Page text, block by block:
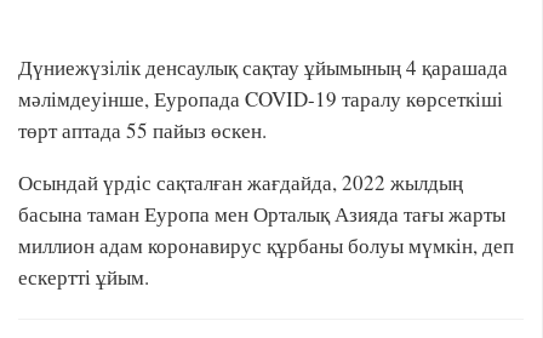
Дүниежүзілік денсаулық сақтау ұйымының 4 қарашада
мәлімдеуінше, Еуропада COVID-19 таралу көрсеткіші
төрт аптада 55 пайыз өскен.
Осындай үрдіс сақталған жағдайда, 2022 жылдың
басына таман Еуропа мен Орталық Азияда тағы жарты
миллион адам коронавирус құрбаны болуы мүмкін, деп
ескертті ұйым.